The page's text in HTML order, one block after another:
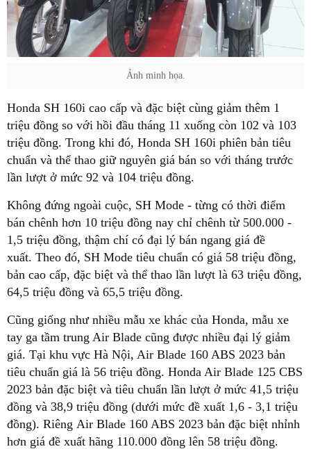
Ảnh minh họa.
Honda SH 160i cao cấp và đặc biệt cùng giảm thêm 1
triệu đồng so với hồi đầu tháng 11 xuống còn 102 và 103
triệu đồng. Trong khi đó, Honda SH 160i phiên bản tiêu
chuẩn và thể thao giữ nguyên giá bán so với tháng trước
lần lượt ở mức 92 và 104 triệu đồng.
Không đứng ngoài cuộc, SH Mode - từng có thời điểm
bán chênh hơn 10 triệu đồng nay chỉ chênh từ 500.000 -
1,5 triệu đồng, thậm chí có đại lý bán ngang giá đề
xuất. Theo đó, SH Mode tiêu chuẩn có giá 58 triệu đồng,
bản cao cấp, đặc biệt và thể thao lần lượt là 63 triệu đồng,
64,5 triệu đồng và 65,5 triệu đồng.
Cũng giống như nhiều mẫu xe khác của Honda, mẫu xe
tay ga tầm trung Air Blade cũng được nhiều đại lý giảm
giá. Tại khu vực Hà Nội, Air Blade 160 ABS 2023 bản
tiêu chuẩn giá là 56 triệu đồng. Honda Air Blade 125 CBS
2023 bản đặc biệt và tiêu chuẩn lần lượt ở mức 41,5 triệu
đồng và 38,9 triệu đồng (dưới mức đề xuất 1,6 - 3,1 triệu
đồng). Riêng Air Blade 160 ABS 2023 bản đặc biệt nhỉnh
hơn giá đề xuất hãng 110.000 đồng lên 58 triệu đồng.